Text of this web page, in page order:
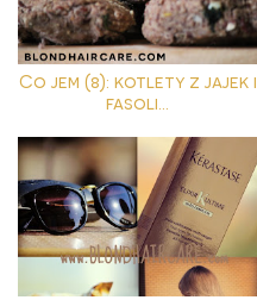
Co jem (8): kotlety z jajek i
fasoli...